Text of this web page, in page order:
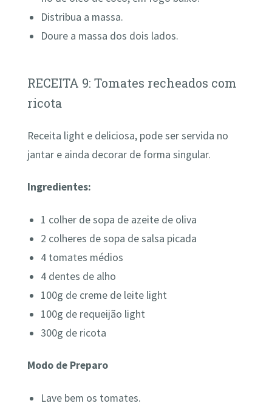
Distribua a massa.
Doure a massa dos dois lados.
RECEITA 9: Tomates recheados com
ricota
Receita light e deliciosa, pode ser servida no
jantar e ainda decorar de forma singular.
Ingredientes:
1 colher de sopa de azeite de oliva
2 colheres de sopa de salsa picada
4 tomates médios
4 dentes de alho
100g de creme de leite light
100g de requeijão light
300g de ricota
Modo de Preparo
Lave bem os tomates.